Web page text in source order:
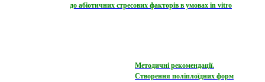
до абіотичних стресових факторів в умовах in vitro
Методичні рекомендації.
Створення поліплоїдних форм